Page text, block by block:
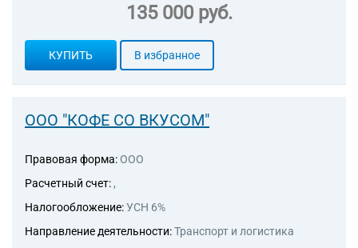
135 000 руб.
КУПИТЬ В избранное
ООО "КОФЕ СО ВКУСОМ"
Правовая форма: ООО
Расчетный счет: ,
Налогообложение:УСН 6%
Направление деятельности:Транспорт и логистика